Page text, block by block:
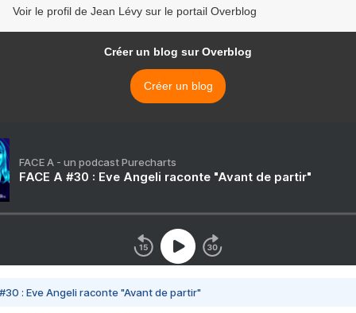
Voir le profil de Jean Lévy sur le portail Overblog
Créer un blog sur Overblog
Créer un blog
FACE A - un podcast Purecharts
FACE A #30 : Eve Angeli raconte "Avant de partir"
#30 : Eve Angeli raconte "Avant de partir"